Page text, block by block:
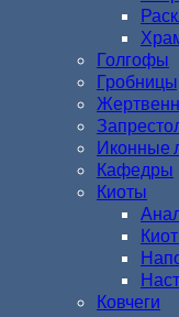
Голгофы
Иконные
Кафедры
Киоты
Ковчеги